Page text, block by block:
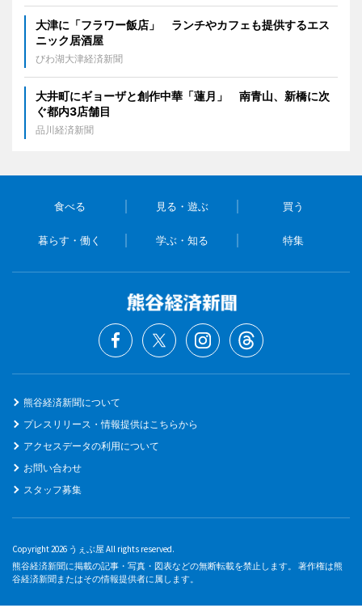
大津に「フラワー飯店」 ランチやカフェも提供するエス
ニック居酒屋
びわ湖大津経済新聞
大井町にギョーザと創作中華「蓮月」 南青山、新橋に次
ぐ都内3店舗目
品川経済新聞
食べる 見る・遊ぶ 買う
暮らす・働く 学ぶ・知る 特集
熊谷経済新聞について
プレスリリース・情報提供はこちらから
アクセスデータの利用について
お問い合わせ
スタッフ募集
Copyright 2026 うぇぶ屋 All rights reserved.
熊谷経済新聞に掲載の記事・写真・図表などの無断転載を禁止します。 著作権は熊
谷経済新聞またはその情報提供者に属します。